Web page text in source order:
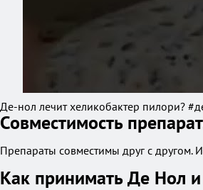
Де-нол лечит хеликобактер пилори?
Совместимость
Препараты совместимы друг с другом.
Как принимать Де Нол